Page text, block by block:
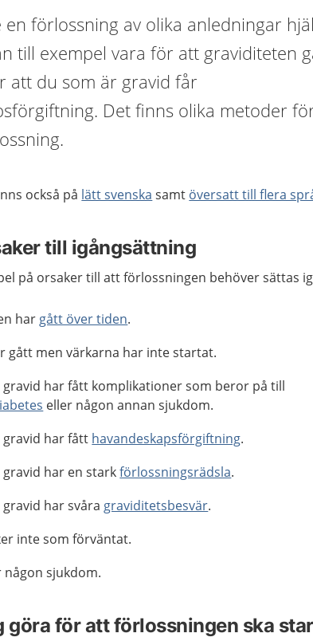
en förlossning av olika anledningar
till exempel vara för att graviditeten
att du som är gravid får
Det finns olika metoder
också på lätt svenska samt översatt till flera
till igångsättning
på orsaker till att förlossningen behöver sättas
har gått över tiden.
gått men värkarna har inte startat.
gravid har fått komplikationer som beror på till
eller någon annan sjukdom.
gravid har fått havandeskapsförgiftning.
gravid har en starkförlossningsrädsla.
har svåra graviditetsbesvär.
inte som förväntat.
någon sjukdom.
göra för att förlossningen ska